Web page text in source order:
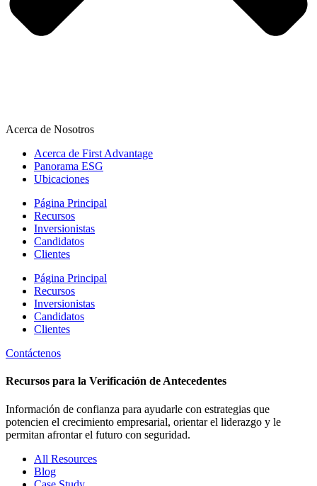
Acerca de Nosotros
Acerca de First Advantage
Panorama ESG
Ubicaciones
Página Principal
Recursos
Inversionistas
Candidatos
Clientes
Página Principal
Recursos
Inversionistas
Candidatos
Clientes
Contáctenos
Recursos para la Verificación de Antecedentes
Información de confianza para ayudarle con estrategias que
potencien el crecimiento empresarial, orientar el liderazgo y le
permitan afrontar el futuro con seguridad.
All Resources
Blog